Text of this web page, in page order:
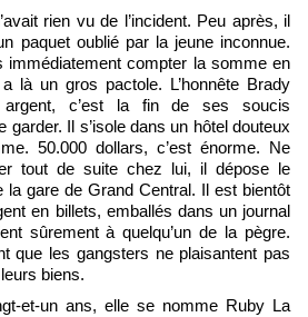
rien vu de l’incident. Peu après, il
paquet oublié par la jeune inconnue.
immédiatement compter la somme en
là un gros pactole. L’honnête Brady
argent, c’est la fin de ses soucis
garder. Il s’isole dans un hôtel douteux
50.000 dollars, c’est énorme. Ne
tout de suite chez lui, il dépose le
la gare de Grand Central. Il est bientôt
en billets, emballés dans un journal
sûrement à quelqu’un de la pègre.
que les gangsters ne plaisantent pas
biens.
et-un ans, elle se nomme Ruby La